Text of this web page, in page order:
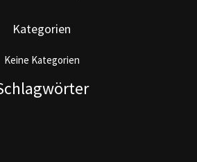
Kategorien
Keine Kategorien